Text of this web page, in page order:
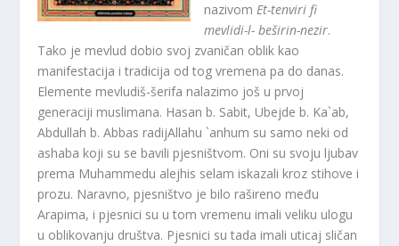
nazivomEt-tenviri fi
mevlidi-l- beširin-nezir.
Tako je mevlud dobio svoj zvaničan oblik kao
manifestacija i tradicija od tog vremena pa do danas.
Elemente mevludiš-šerifa nalazimo još u prvoj
generaciji muslimana. Hasan b. Sabit, Ubejde b. Ka`ab,
Abdullah b. Abbas radijAllahu `anhum su samo neki od
ashaba koji su se bavili pjesništvom. Oni su svoju ljubav
prema Muhammedu alejhis selam iskazali kroz stihove i
prozu. Naravno, pjesništvo je bilo rašireno među
Arapima, i pjesnici su u tom vremenu imali veliku ulogu
u oblikovanju društva. Pjesnici su tada imali uticaj sličan